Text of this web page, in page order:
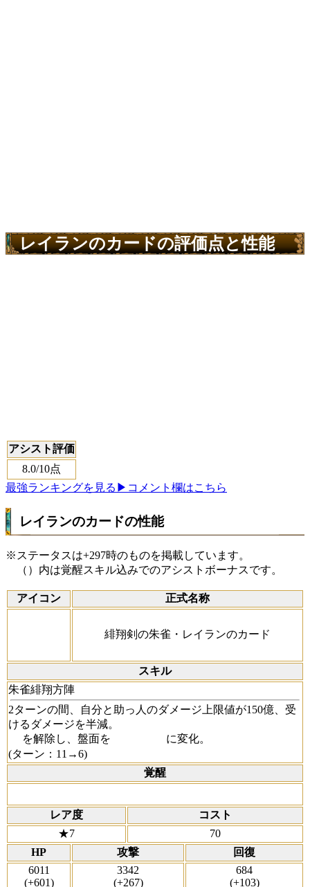
レイランのカードの評価点と性能
アシスト評価
8.0/10点
最強ランキングを見る ▶コメント欄はこちら
レイランのカードの性能
※ステータスは+297時のものを掲載しています。
（）内は覚醒スキル込みでのアシストボーナスです。
アイコン 正式名称
緋翔剣の朱雀・レイランのカード
スキル
朱雀緋翔方陣
2ターンの間、自分と助っ人のダメージ上限値が150億、受
けるダメージを半減。
を解除し、盤面を
に変化。
(ターン：11→6)
覚醒
レア度
コスト
★7
70
HP
攻撃
回復
6011
(+601)
3342
(+267)
684
(+103)